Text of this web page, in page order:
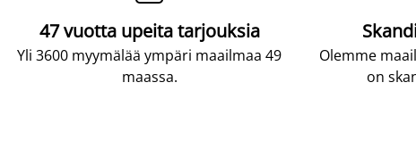
47 vuotta upeita tarjouksia
Yli 3600 myymälää ympäri maailmaa 49
maassa.
Olemme
on